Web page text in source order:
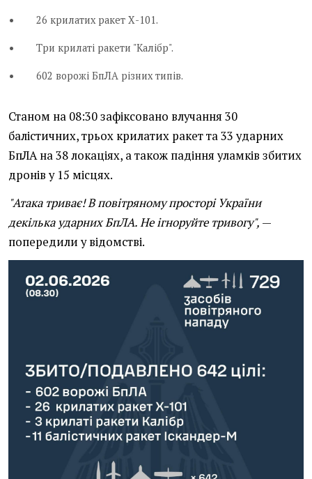
26 крилатих ракет Х-101.
Три крилаті ракети "Калібр".
602 ворожі БпЛА різних типів.
Станом на 08:30 зафіксовано влучання 30
балістичних, трьох крилатих ракет та 33 ударних
БпЛА на 38 локаціях, а також падіння уламків збитих
дронів у 15 місцях.
"Атака триває! В повітряному просторі України
декілька ударних БпЛА. Не ігноруйте тривогу", —
попередили у відомстві.